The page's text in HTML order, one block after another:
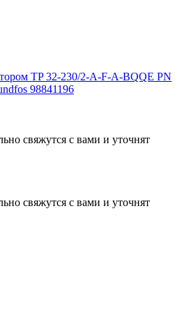
TP 32-230/2-A-F-A-BQQE PN
98841196
свяжутся с вами и уточнят
свяжутся с вами и уточнят